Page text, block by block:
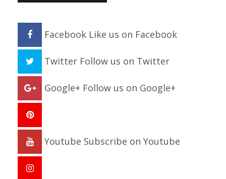
Facebook Like us on Facebook
Twitter Follow us on Twitter
Google+ Follow us on Google+
Youtube Subscribe on Youtube